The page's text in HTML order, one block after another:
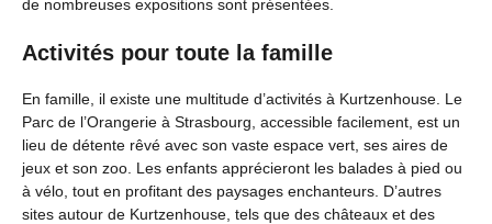
de nombreuses expositions sont présentées.
Activités pour toute la famille
En famille, il existe une multitude d’activités à Kurtzenhouse. Le
Parc de l’Orangerie à Strasbourg, accessible facilement, est un
lieu de détente rêvé avec son vaste espace vert, ses aires de
jeux et son zoo. Les enfants apprécieront les balades à pied ou
à vélo, tout en profitant des paysages enchanteurs. D’autres
sites autour de Kurtzenhouse, tels que des châteaux et des